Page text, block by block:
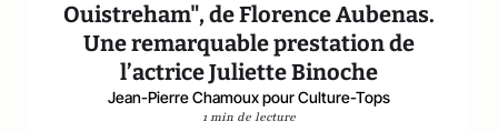
Ouistreham", de Florence Aubenas.
Une remarquable prestation de
l’actrice Juliette Binoche
Jean-Pierre Chamoux pour Culture-Tops
1 min de lecture